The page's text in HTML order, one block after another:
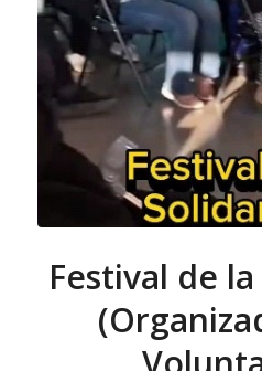
Festival de